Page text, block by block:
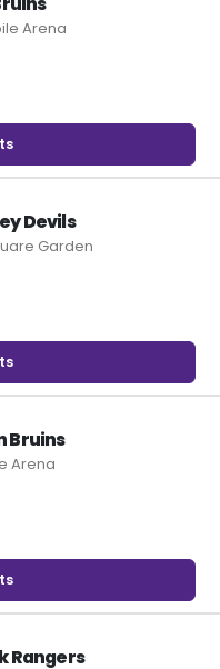
Arena
Devils
Garden
Bruins
Arena
Rangers